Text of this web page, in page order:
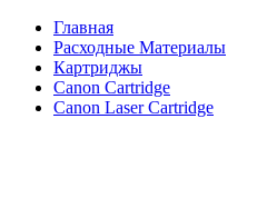
Главная
Расходные Материалы
Картриджы
Canon Cartridge
Canon Laser Cartridge